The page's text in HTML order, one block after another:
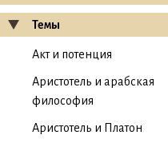
Темы
Акт и потенция
Аристотель и арабская
философия
Аристотель и Платон